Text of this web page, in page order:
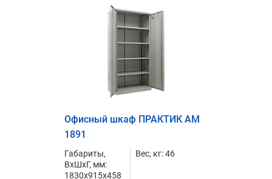
Офисный шкаф ПРАКТИК AM
1891
Габариты,
ВxШxГ, мм:
1830x915x458
Вес, кг: 46